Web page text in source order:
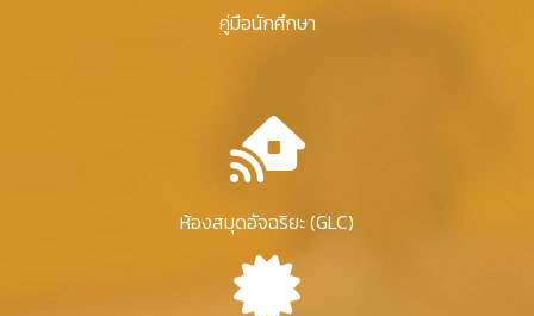
คู่มือนักศึกษา
ห้องสมุดอัจฉริยะ (GLC)